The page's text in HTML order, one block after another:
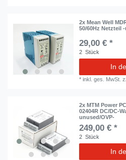
2x Mean Well
50/60Hz Netzteil
29,00 € *
2 Stück
In
*inkl. ges. MwSt.
2x MTM Power
02404R DC/DC-
unused/OVP-
249,00 € *
2 Stück
In